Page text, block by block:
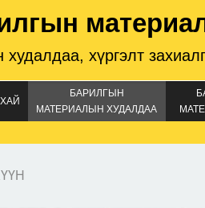
хүргэлт
БАРИЛГЫН
МАТЕРИАЛЫН ХУДАЛДАА